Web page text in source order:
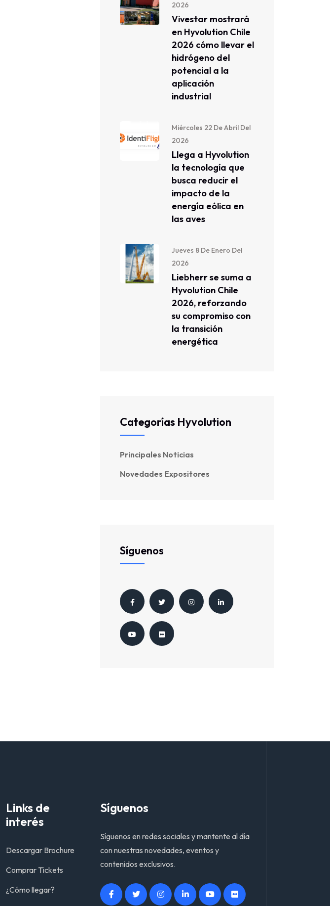
2026
Vivestar mostrará
en Hyvolution Chile
2026 cómo llevar el
hidrógeno del
potencial a la
aplicación
industrial
Miércoles 22 De Abril Del
2026
Llega a Hyvolution
la tecnología que
busca reducir el
impacto de la
energía eólica en
las aves
Jueves 8 De Enero Del
2026
Liebherr se suma a
Hyvolution Chile
2026, reforzando
su compromiso con
la transición
energética
Categorías Hyvolution
Principales Noticias
Novedades Expositores
Síguenos
Links de
interés
Descargar Brochure
Comprar Tickets
¿Cómo llegar?
Síguenos
Síguenos en redes sociales y mantente al día
con nuestras novedades, eventos y
contenidos exclusivos.